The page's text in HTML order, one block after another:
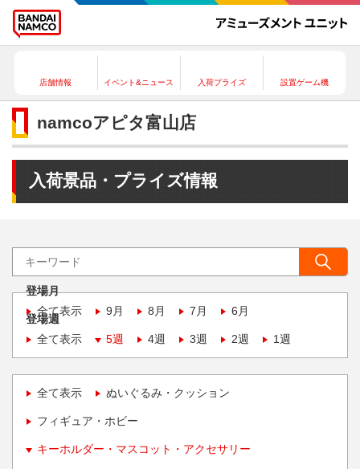
店舗情報 イベント&ニュース 入荷プライズ 設置ゲーム機
namcoアピタ富山店
入荷景品・プライズ情報
登場月
全て表示
9月 8月 7月 6月
登場週
全て表示
5週 4週 3週 2週 1週
全て表示 ぬいぐるみ・クッション
フィギュア・ホビー
キーホルダー・マスコット・アクセサリー